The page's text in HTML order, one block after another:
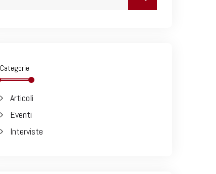
Categorie
Articoli
Eventi
Interviste